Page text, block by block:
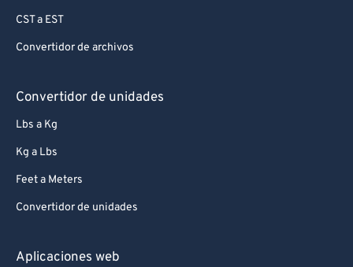
CST a EST
Convertidor de archivos
Convertidor de unidades
Lbs a Kg
Kg a Lbs
Feet a Meters
Convertidor de unidades
Aplicaciones web